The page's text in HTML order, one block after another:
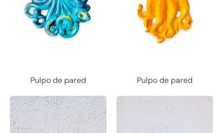
Pulpo de pared Pulpo de pared